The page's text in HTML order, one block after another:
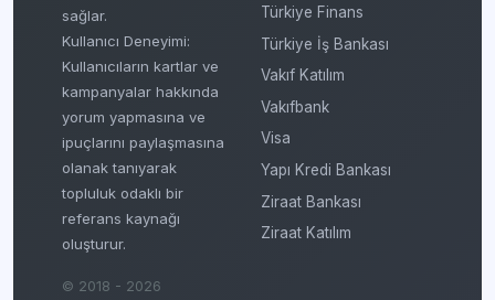
sağlar.
Kullanıcı Deneyimi:
Kullanıcıların kartlar ve
kampanyalar hakkında
yorum yapmasına ve
ipuçlarını paylaşmasına
olanak tanıyarak
topluluk odaklı bir
referans kaynağı
oluşturur.
© 2018 - 2026
Türkiye Finans
Türkiye İş Bankası
Vakıf Katılım
Vakıfbank
Visa
Yapı Kredi Bankası
Ziraat Bankası
Ziraat Katılım